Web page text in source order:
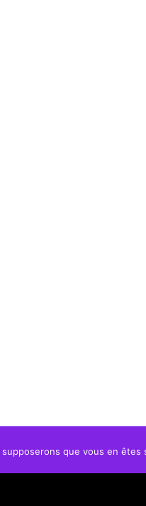
que vous en êtes